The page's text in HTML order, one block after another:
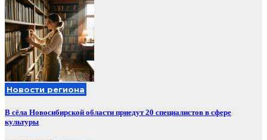
Новости региона
В сёла Новосибирской области приедут 20 специалистов в сфере
культуры